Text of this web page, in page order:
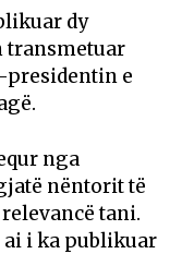
dy
transmetuar
presidentin e
nga
nëntorit të
tani.
i ka publikuar